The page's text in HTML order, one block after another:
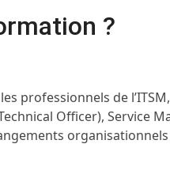
?
professionnels de
Officer), Service